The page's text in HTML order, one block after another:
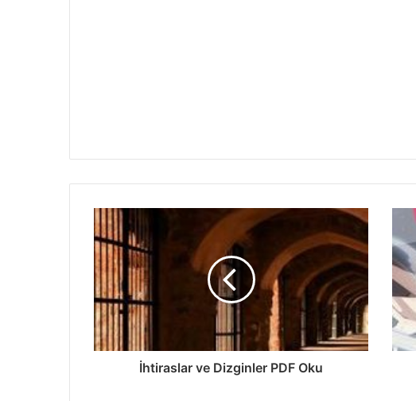
İhtiraslar ve Dizginler PDF Oku